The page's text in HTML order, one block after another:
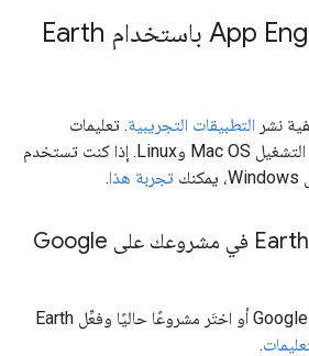
نشر تطبيقات App Engine باستخدام Earth
نشر التطبيقات التجريبية. تعليمات
Python مخصّصة لنظامَي التشغيل Mac OS وLinux. إذا كنت تستخدم
تجربة هذا.
تفعيل Earth Engine API في مشروعك على Google
أنشئ مشروعًا على Google Cloud أو اختَر مشروعًا حاليًا وفعِّل Earth
.